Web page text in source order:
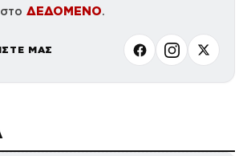
ΔΕΔΟΜΕΝΟ.
ΜΑΣ